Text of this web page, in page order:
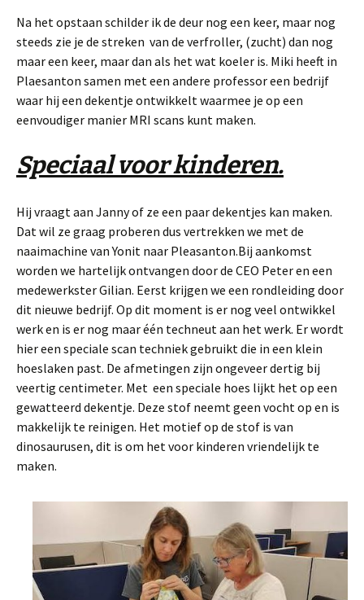
Na het opstaan schilder ik de deur nog een keer, maar nog
steeds zie je de streken van de verfroller, (zucht) dan nog
maar een keer, maar dan als het wat koeler is. Miki heeft in
Plaesanton samen met een andere professor een bedrijf
waar hij een dekentje ontwikkelt waarmee je op een
eenvoudiger manier MRI scans kunt maken.
Speciaal voor kinderen.
Hij vraagt aan Janny of ze een paar dekentjes kan maken.
Dat wil ze graag proberen dus vertrekken we met de
naaimachine van Yonit naar Pleasanton.Bij aankomst
worden we hartelijk ontvangen door de CEO Peter en een
medewerkster Gilian. Eerst krijgen we een rondleiding door
dit nieuwe bedrijf. Op dit moment is er nog veel ontwikkel
werk en is er nog maar één techneut aan het werk. Er wordt
hier een speciale scan techniek gebruikt die in een klein
hoeslaken past. De afmetingen zijn ongeveer dertig bij
veertig centimeter. Met een speciale hoes lijkt het op een
gewatteerd dekentje. Deze stof neemt geen vocht op en is
makkelijk te reinigen. Het motief op de stof is van
dinosaurusen, dit is om het voor kinderen vriendelijk te
maken.